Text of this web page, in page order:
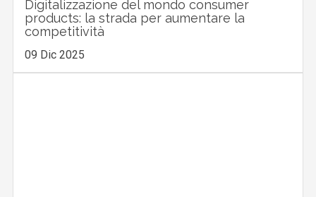
Digitalizzazione del mondo consumer
products: la strada per aumentare la
competitività
09 Dic 2025